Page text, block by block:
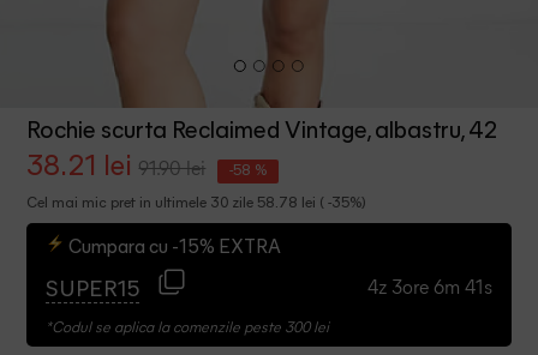
Rochie scurta Reclaimed Vintage, albastru, 42
38.21 lei 91.90 lei -58 %
Cel mai mic pret in ultimele 30 zile 58.78 lei ( -35%)
Cumpara cu -15% EXTRA
SUPER15 4z 3ore 6m 40s
*Codul se aplica la comenzile peste 300 lei